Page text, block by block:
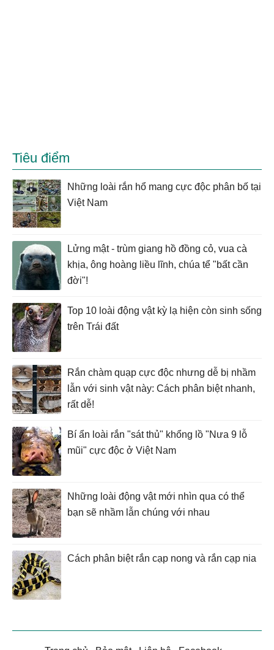
Tiêu điểm
Những loài rắn hổ mang cực độc phân bố tại
Việt Nam
Lửng mật - trùm giang hồ đồng cỏ, vua cà
khịa, ông hoàng liều lĩnh, chúa tể "bất cần
đời"!
Top 10 loài động vật kỳ lạ hiện còn sinh sống
trên Trái đất
Rắn chàm quạp cực độc nhưng dễ bị nhầm
lẫn với sinh vật này: Cách phân biệt nhanh,
rất dễ!
Bí ẩn loài rắn "sát thủ" khổng lồ "Nưa 9 lỗ
mũi" cực độc ở Việt Nam
Những loài động vật mới nhìn qua có thể
bạn sẽ nhầm lẫn chúng với nhau
Cách phân biệt rắn cạp nong và rắn cạp nia